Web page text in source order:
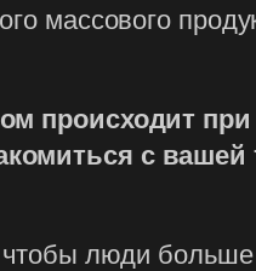
массового
происходит
с вашей
люди больше